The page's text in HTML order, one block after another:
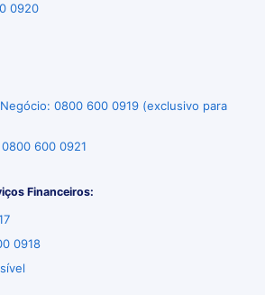
0920
0800 600 0919 (exclusivo para
600 0921
Financeiros:
0918